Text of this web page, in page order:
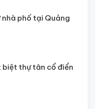
phố tại Quảng
thự tân cổ điển